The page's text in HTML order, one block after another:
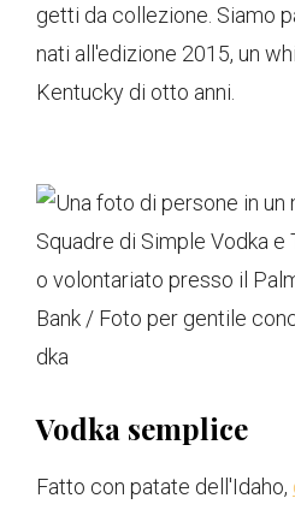
getti da collezione. Siamo
nati all'edizione 2015, un
Kentucky di otto anni.
Squadre di Simple Vodka e
o volontariato presso il
Bank / Foto per gentile
dka
Vodka semplice
Fatto con patate dell'Idaho,